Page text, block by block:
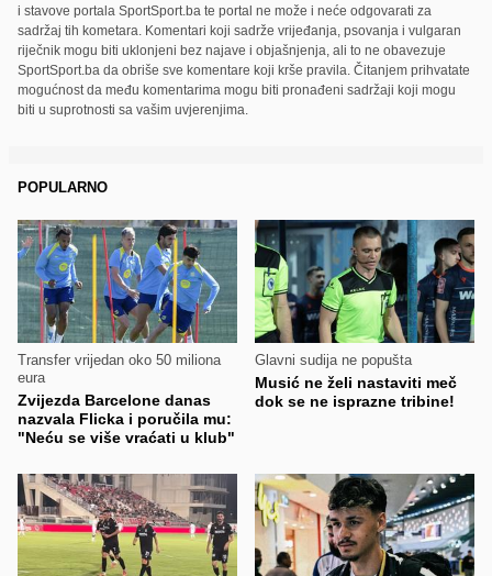
i stavove portala SportSport.ba te portal ne može i neće odgovarati za
sadržaj tih kometara. Komentari koji sadrže vrijeđanja, psovanja i vulgaran
riječnik mogu biti uklonjeni bez najave i objašnjenja, ali to ne obavezuje
SportSport.ba da obriše sve komentare koji krše pravila. Čitanjem prihvatate
mogućnost da među komentarima mogu biti pronađeni sadržaji koji mogu
biti u suprotnosti sa vašim uvjerenjima.
POPULARNO
Transfer vrijedan oko 50 miliona
eura
Zvijezda Barcelone danas
nazvala Flicka i poručila mu:
"Neću se više vraćati u klub"
Glavni sudija ne popušta
Musić ne želi nastaviti meč
dok se ne isprazne tribine!